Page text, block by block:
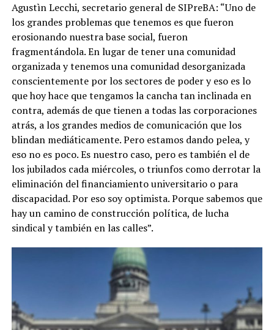
Agustìn Lecchi, secretario general de SIPreBA: “Uno de
los grandes problemas que tenemos es que fueron
erosionando nuestra base social, fueron
fragmentándola. En lugar de tener una comunidad
organizada y tenemos una comunidad desorganizada
conscientemente por los sectores de poder y eso es lo
que hoy hace que tengamos la cancha tan inclinada en
contra, además de que tienen a todas las corporaciones
atrás, a los grandes medios de comunicación que los
blindan mediáticamente. Pero estamos dando pelea, y
eso no es poco. Es nuestro caso, pero es también el de
los jubilados cada miércoles, o triunfos como derrotar la
eliminación del financiamiento universitario o para
discapacidad. Por eso soy optimista. Porque sabemos que
hay un camino de construcción política, de lucha
sindical y también en las calles”.